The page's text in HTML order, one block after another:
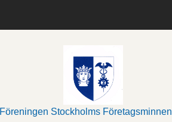
Föreningen Stockholms Företagsminnen